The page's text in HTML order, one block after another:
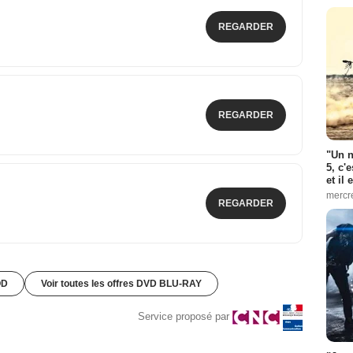
REGARDER
REGARDER
REGARDER
Voir toutes les offres DVD BLU-RAY
Service proposé par
"Un
5,
et il